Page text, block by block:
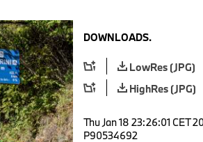
DOWNLOADS.
LowRes (JPG)
HighRes (JPG)
Thu Jan 18 23:26:01 CET
P90534692